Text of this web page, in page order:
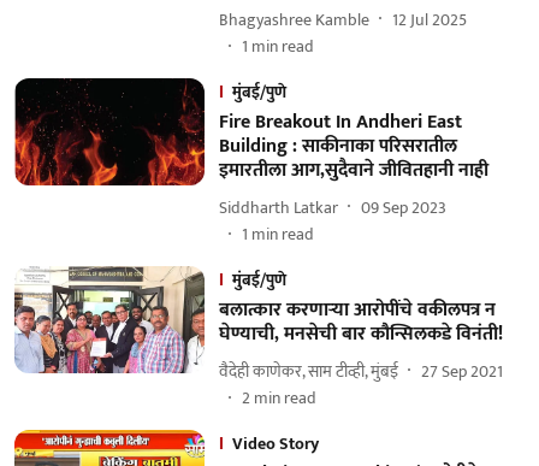
Bhagyashree Kamble
12 Jul 2025
1 min read
मुंबई/पुणे
Fire Breakout In Andheri East
Building : साकीनाका परिसरातील
इमारतीला आग,सुदैवाने जीवितहानी नाही
Siddharth Latkar
09 Sep 2023
1 min read
मुंबई/पुणे
बलात्कार करणाऱ्या आरोपींचे वकीलपत्र न
घेण्याची, मनसेची बार कौन्सिलकडे विनंती!
वैदेही काणेकर, साम टीव्ही, मुंबई
27 Sep 2021
2min read
Video Story